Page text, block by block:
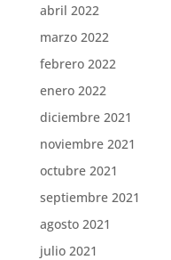
abril 2022
marzo 2022
febrero 2022
enero 2022
diciembre 2021
noviembre 2021
octubre 2021
septiembre 2021
agosto 2021
julio 2021